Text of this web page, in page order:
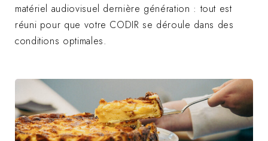
matériel audiovisuel dernière génération : tout est
réuni pour que votre CODIR se déroule dans des
conditions optimales.